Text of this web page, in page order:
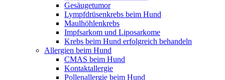
Gesäugetumor
Lympfdrüsenkrebs beim Hund
Maulhöhlenkrebs
Impfsarkom und Liposarkome
Krebs beim Hund erfolgreich behandeln
Allergien beim Hund
CMAS beim Hund
Kontaktallergie
Pollenallergie beim Hund